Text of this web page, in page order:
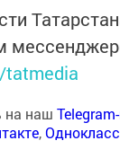
на наш
,